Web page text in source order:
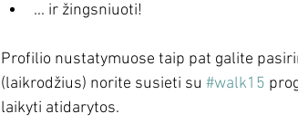
... ir žingsniuoti!
Profilio nustatymuose taip pat galite
(laikrodžius) norite susieti su #walk15
laikyti atidarytos.